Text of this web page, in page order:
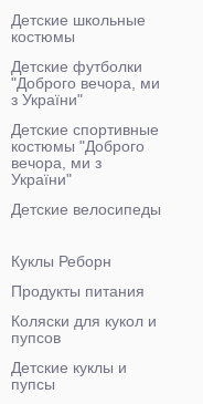
Детские школьные
костюмы
Детские футболки
"Доброго вечора, ми
з України"
Детские спортивные
костюмы "Доброго
вечора, ми з
України"
Детские велосипеды
Куклы Реборн
Продукты питания
Коляски для кукол и
пупсов
Детские куклы и
пупсы